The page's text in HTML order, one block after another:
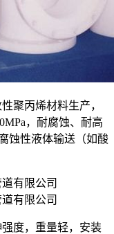
聚丙烯材料生产，
，耐腐蚀、耐高
蚀性液体输送（如酸
度，重量轻，安装